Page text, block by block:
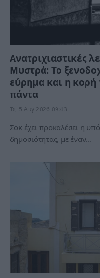
Ανατριχιαστικές
Μυστρά: Το
εύρημα και η κορή
πάντα
Τε, 5 Αυγ 2026 09:43
Σοκ έχει προκαλέσει η
δημοσιότητας, με έναν…